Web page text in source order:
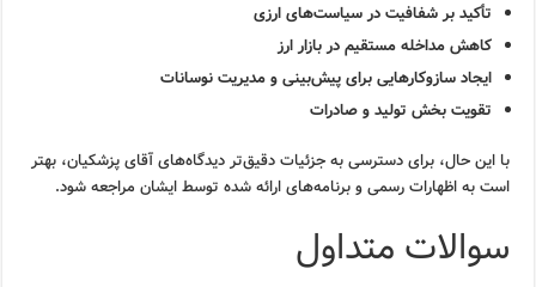
تأکید بر شفافیت در سیاست‌های ارزی
کاهش مداخله مستقیم در بازار ارز
ایجاد سازوکارهایی برای پیش‌بینی و مدیریت نوسانات
تقویت بخش تولید و صادرات
با این حال، برای دسترسی به جزئیات دقیق‌تر دیدگاه‌های آقای پزشکیان، بهتر
است به اظهارات رسمی و برنامه‌های ارائه شده توسط ایشان مراجعه شود.
سوالات متداول